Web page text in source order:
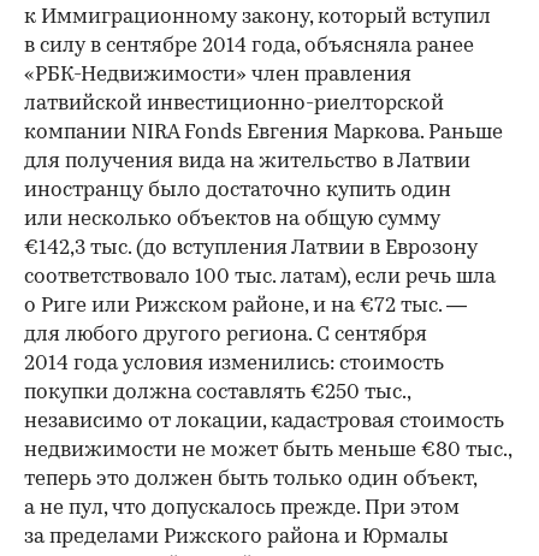
к Иммиграционному закону, который вступил
в силу в сентябре 2014 года, объясняла ранее
«РБК-Недвижимости» член правления
латвийской инвестиционно-риелторской
компании NIRA Fonds Евгения Маркова. Раньше
для получения вида на жительство в Латвии
иностранцу было достаточно купить один
или несколько объектов на общую сумму
€142,3 тыс. (до вступления Латвии в Еврозону
соответствовало 100 тыс. латам), если речь шла
о Риге или Рижском районе, и на €72 тыс. —
для любого другого региона. С сентября
2014 года условия изменились: стоимость
покупки должна составлять €250 тыс.,
независимо от локации, кадастровая стоимость
недвижимости не может быть меньше €80 тыс.,
теперь это должен быть только один объект,
а не пул, что допускалось прежде. При этом
за пределами Рижского района и Юрмалы